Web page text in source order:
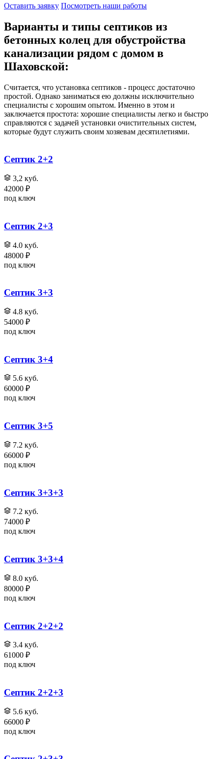
Оставить заявку Посмотреть наши работы
Варианты и типы септиков из
бетонных колец для обустройства
канализации рядом с домом в
Шаховской:
Считается, что установка септиков - процесс достаточно
простой. Однако заниматься ею должны исключительно
специалисты с хорошим опытом. Именно в этом и
заключается простота: хорошие специалисты легко и быстро
справляются с задачей установки очистительных систем,
которые будут служить своим хозяевам десятилетиями.
Септик 2+2
3,2 куб.
42000 ₽
под ключ
Септик 2+3
4.0 куб.
48000 ₽
под ключ
Септик 3+3
4.8 куб.
54000 ₽
под ключ
Септик 3+4
5.6 куб.
60000 ₽
под ключ
Септик 3+5
7.2 куб.
66000 ₽
под ключ
Септик 3+3+3
7.2 куб.
74000 ₽
под ключ
Септик 3+3+4
8.0 куб.
80000 ₽
под ключ
Септик 2+2+2
3.4 куб.
61000 ₽
под ключ
Септик 2+2+3
5.6 куб.
66000 ₽
под ключ